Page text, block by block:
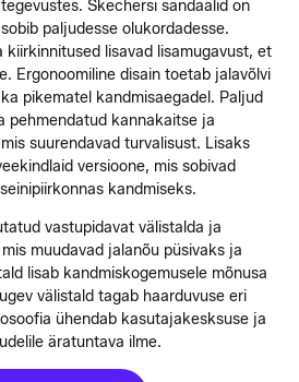
Skechersi sandaalid on
paljudesse olukordadesse.
kiirkinnitused lisavad lisamugavust, et
Ergonoomiline disain toetab jalavõlvi
pikematel kandmisaegadel. Paljud
pehmendatud kannakaitse ja
suurendavad turvalisust. Lisaks
versioone, mis sobivad
kandmiseks.
vastupidavat välistalda ja
muudavad jalanõu püsivaks ja
lisab kandmiskogemusele mõnusa
välistald tagab haarduvuse eri
ühendab kasutajakesksuse ja
äratuntava ilme.